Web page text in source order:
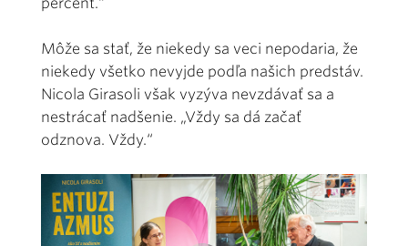
Môže sa stať, že niekedy sa veci nepodaria, že
niekedy všetko nevyjde podľa našich predstáv.
Nicola Girasoli však vyzýva nevzdávať sa a
nestrácať nadšenie. „Vždy sa dá začať
odznova. Vždy.“